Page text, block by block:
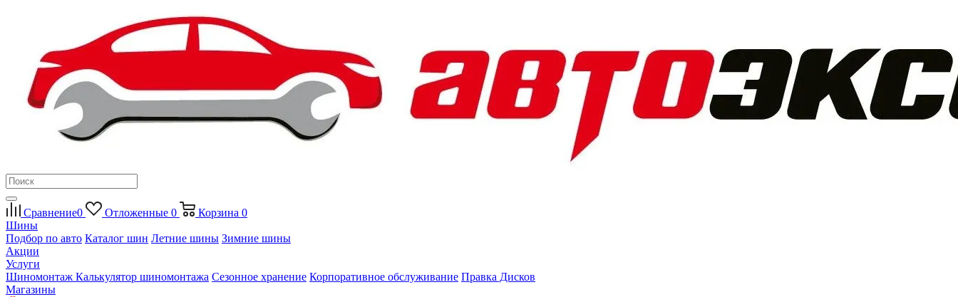
Сравнение0 Отложенные 0 Корзина 0
Шины
Подбор по авто Каталог шин Летние шины Зимние шины
Акции
Услуги
Шиномонтаж Калькулятор шиномонтажа Сезонное хранение Корпоративное обслуживание Правка Дисков
Магазины